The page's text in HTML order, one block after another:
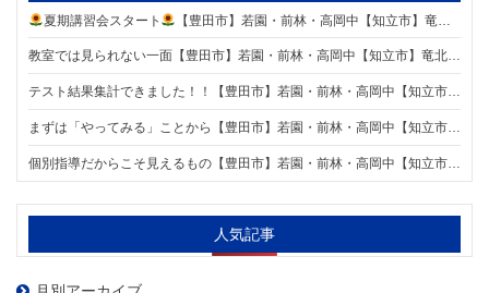
夏期講習会スタート 【豊田市】若園・前林・高岡中【知立市】竜北中【安城市】東山中学区の個別指導塾 明海学院三河八橋駅前校】
教室では見られない一面【豊田市】若園・前林・高岡中【知立市】竜北中【安城市】東山中学区の個別指導塾 明海学院三河八橋駅前校】
テスト結果集計できました！！【豊田市】若園・前林・高岡中【知立市】竜北中【安城市】東山中学区の個別指導塾 明海学院三河八橋駅前校】
まずは「やってみる」ことから【豊田市】若園・前林・高岡中【知立市】竜北中【安城市】東山中学区の個別指導塾 明海学院三河八橋駅前校】
個別指導だからこそ見えるもの【豊田市】若園・前林・高岡中【知立市】竜北中【安城市】東山中学区の個別指導塾 明海学院三河八橋駅前校】
人気記事